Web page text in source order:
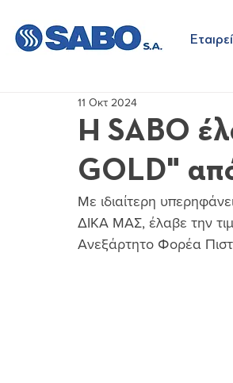
Η SABO
GOLD"
11 Οκτ 2024
Με ιδιαίτερη
ΔΙΚΑ ΜΑΣ, έλαβε την
Ανεξάρτητο Φορέα